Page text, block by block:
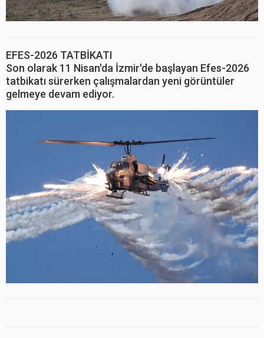
EFES-2026 TATBİKATI
Son olarak 11 Nisan'da İzmir'de başlayan Efes-2026
tatbikatı sürerken çalışmalardan yeni görüntüler
gelmeye devam ediyor.